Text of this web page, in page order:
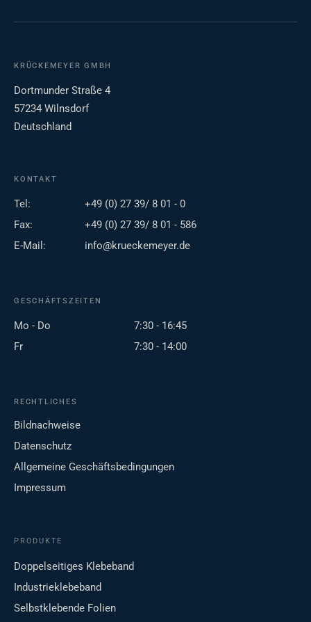
KRÜCKEMEYER GMBH
Dortmunder Straße 4
57234 Wilnsdorf
Deutschland
KONTAKT
Tel:
+49 (0) 27 39/ 8 01 - 0
Fax:
+49 (0) 27 39/ 8 01 - 586
E-Mail:
info@krueckemeyer.de
GESCHÄFTSZEITEN
Mo - Do
7:30 - 16:45
Fr
7:30 - 14:00
RECHTLICHES
Bildnachweise
Datenschutz
Allgemeine Geschäftsbedingungen
Impressum
PRODUKTE
Doppelseitiges Klebeband
Industrieklebeband
Selbstklebende Folien